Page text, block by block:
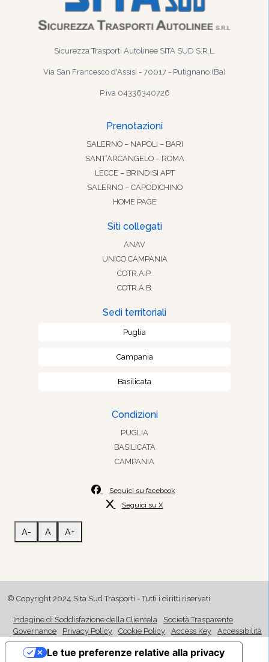
Sicurezza Trasporti Autolinee SITA SUD S.R.L.
Via San Francesco d'Assisi - 70017 - Putignano (Ba)
P.iva 04336340726
Prenotazioni
SALERNO – NAPOLI – BARI
SANT’ARCANGELO – ROMA
LECCE – BRINDISI APT
SALERNO – CAPODICHINO
HOME PAGE
Siti collegati
ANAV
UNICO CAMPANIA
COTR.A.P.
COTR.A.B.
Sedi territoriali
Puglia
Campania
Basilicata
Condizioni
PUGLIA
BASILICATA
CAMPANIA
Seguici su facebook
Seguici su X
A- A A+
© Copyright 2024 Sita Sud Trasporti - Tutti i diritti riservati
Indagine di Soddisfazione della Clientela
Società Trasparente
Governance
Privacy Policy Cookie Policy Access Key Accessibilità
Le tue preferenze relative alla privacy